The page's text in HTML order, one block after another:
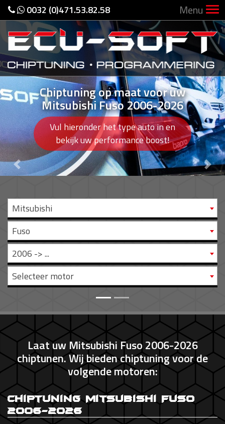
0032 (0)471.53.82.58 Menu
Chiptuning op maat voor uw
Mitsubishi Fuso 2006-2026
Vul hieronder het type auto in en
bekijk uw performance boost!
Previous
Mitsubishi
Fuso
2006 -> ...
Selecteer motor
Laat uw Mitsubishi Fuso 2006-2026
chiptunen. Wij bieden chiptuning voor de
volgende motoren:
Chiptuning Mitsubishi Fuso
2006-2026